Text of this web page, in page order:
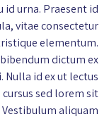
urna. Praesent id
vitae consectetur
elementum.
dictum ex
Nulla id ex ut lectus
sed lorem sit
aliquam